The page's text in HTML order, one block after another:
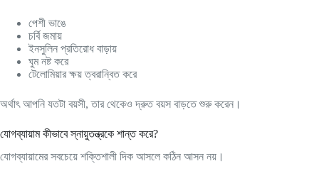
পেশী ভাঙে
চর্বি জমায়
ইনসুলিন প্রতিরোধ বাড়ায়
ঘুম নষ্ট করে
টেলোমিয়ার ক্ষয় ত্বরান্বিত করে
অর্থাৎ আপনি যতটা বয়সী, তার থেকেও দ্রুত বয়স বাড়তে শুরু করেন।
যোগব্যায়াম কীভাবে স্নায়ুতন্ত্রকে শান্ত করে?
যোগব্যায়ামের সবচেয়ে শক্তিশালী দিক আসলে কঠিন আসন নয়।